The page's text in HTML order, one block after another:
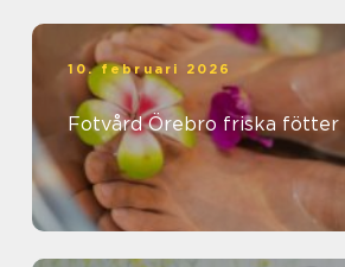
10. februari 2026
Fotvård Örebro